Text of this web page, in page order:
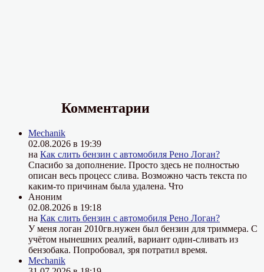
Комментарии
Mechanik
02.08.2026 в 19:39
на Как слить бензин с автомобиля Рено Логан?
Спасибо за дополнение. Просто здесь не полностью
описан весь процесс слива. Возможно часть текста по
каким-то причинам была удалена. Что
Аноним
02.08.2026 в 19:18
на Как слить бензин с автомобиля Рено Логан?
У меня логан 2010гв.нужен был бензин для триммера. С
учётом нынешних реалий, вариант один-сливать из
бензобака. Попробовал, зря потратил время.
Mechanik